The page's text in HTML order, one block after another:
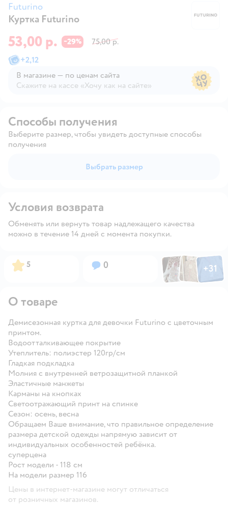
Futurino
Куртка Futurino
53,00 р. −29%
75,00 р.
+2,12
В магазине — по ценам сайта
Скажите на кассе «Хочу как на сайте»
Способы получения
Выберите размер, чтобы увидеть доступные способы
получения
Выбрать размер
Условия возврата
Обменять или вернуть товар надлежащего качества
можно в течение 14 дней с момента покупки.
Рейтинг:
5 Вопросов:
0 ФотоФотоФото
+31
Открыть
О товаре
Демисезонная куртка для девочки Futurino с цветочным
принтом.
Водоотталкивающее покрытие
Утеплитель: полиэстер 120гр/см
Гладкая подкладка
Молния с внутренней ветрозащитной планкой
Эластичные манжеты
Карманы на кнопках
Светоотражающий принт на спинке
Сезон: осень, весна
Обращаем Ваше внимание, что правильное определение
размера детской одежды напрямую зависит от
индивидуальных особенностей ребёнка.
суперцена
Рост модели - 118 см
На модели размер 116
Цены в интернет-магазине могут отличаться
от розничных магазинов.